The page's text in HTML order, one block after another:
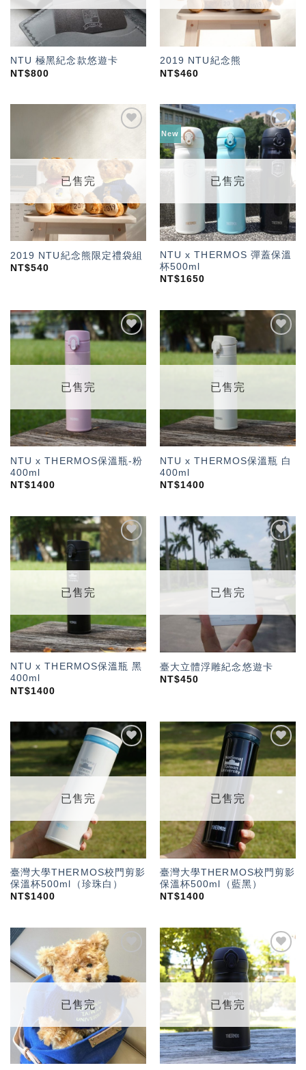
NTU 極黑紀念款悠遊卡
NT$800
2019 NTU紀念熊
NT$460
單」
已售完
2019 NTU紀念熊限定禮袋組
NT$540
New
加入
「願
望輕
單」
已售完
NTU x THERMOS 彈蓋保溫
杯500ml
NT$1650
加入
望輕
已售完
NTU x THERMOS保溫瓶-粉
400ml
NT$1400
「願
望輕
已售完
NTU x THERMOS保溫瓶 白
400ml
NT$1400
「願
望輕
已售完
NTU x THERMOS保溫瓶 黑
400ml
NT$1400
加入
「願
望輕
已售完
臺大立體浮雕紀念悠遊卡
NT$450
「願
望輕
已售完
臺灣大學THERMOS校門剪影
保溫杯500ml（珍珠白）
NT$1400
加入
「願
望輕
已售完
臺灣大學THERMOS校門剪影
保溫杯500ml（藍黑）
NT$1400
望輕
已售完
加入
「願
望輕
已售完